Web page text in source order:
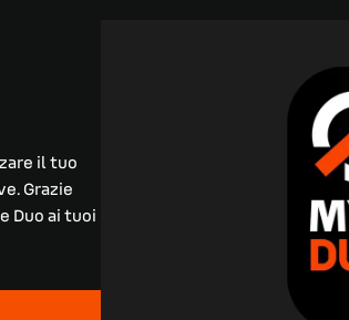
il tuo
Grazie
Duo ai tuoi